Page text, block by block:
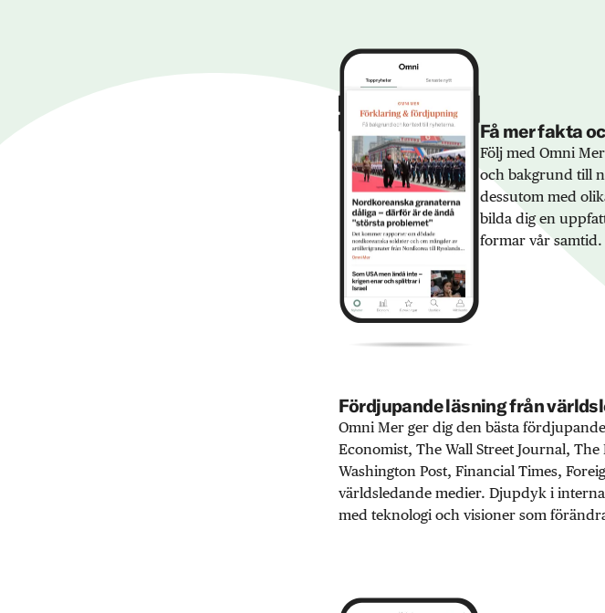
Få mer fakta
Följ med Omni
och bakgrund till
dessutom med
bilda dig en
formar vår samtid.
Fördjupande läsning från
Omni Mer ger dig den bästa
Economist, The Wall Street Journal,
Washington Post, Financial Times,
världsledande medier. Djupdyk i
med teknologi och visioner som